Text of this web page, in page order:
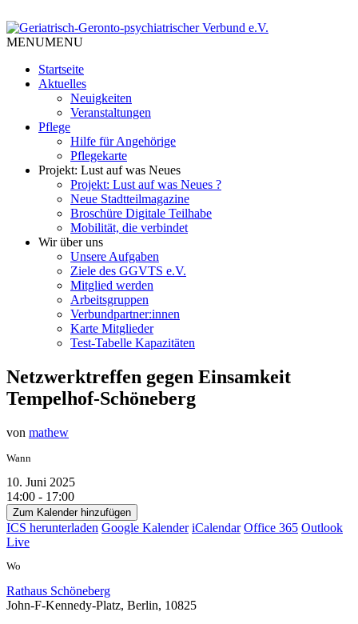
to
content
Geriatrisch-Geronto-
psychiatrischer Verbund e.V.
Tempelhof Schöneberg
MENUMENU
Startseite
Aktuelles
Neuigkeiten
Veranstaltungen
Pflege
Hilfe für Angehörige
Pflegekarte
Projekt: Lust auf was Neues
Projekt: Lust auf was Neues ?
Neue Stadtteilmagazine
Broschüre Digitale Teilhabe
Mobilität, die verbindet
Wir über uns
Unsere Aufgaben
Ziele des GGVTS e.V.
Mitglied werden
Arbeitsgruppen
Verbundpartner:innen
Karte Mitglieder
Test-Tabelle Kapazitäten
Netzwerktreffen gegen Einsamkeit
Tempelhof-Schöneberg
von mathew
Wann
10. Juni 2025
14:00 - 17:00
Zum Kalender hinzufügen
ICS herunterladen Google Kalender iCalendar Office 365 Outlook
Live
Wo
Rathaus Schöneberg
John-F-Kennedy-Platz, Berlin, 10825